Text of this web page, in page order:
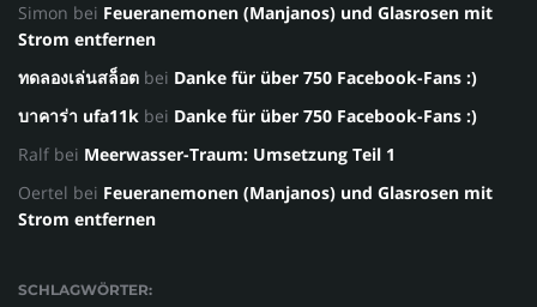
Simon bei Feueranemonen (Manjanos) und Glasrosen mit
Strom entfernen
ทดลองเล่นสล็อต bei Danke für über 750 Facebook-Fans :)
บาคาร่า ufa11k bei Danke für über 750 Facebook-Fans :)
Ralf bei Meerwasser-Traum: Umsetzung Teil 1
Oertel bei Feueranemonen (Manjanos) und Glasrosen mit
Strom entfernen
SCHLAGWÖRTER: